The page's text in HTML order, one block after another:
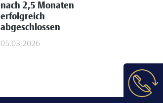
nach 2,5 Monaten
erfolgreich
abgeschlossen
05.03.2026